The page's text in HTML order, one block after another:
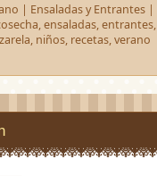
| Ensaladas y Entrantes|
,ensaladas,entrantes,
, niños, recetas,verano